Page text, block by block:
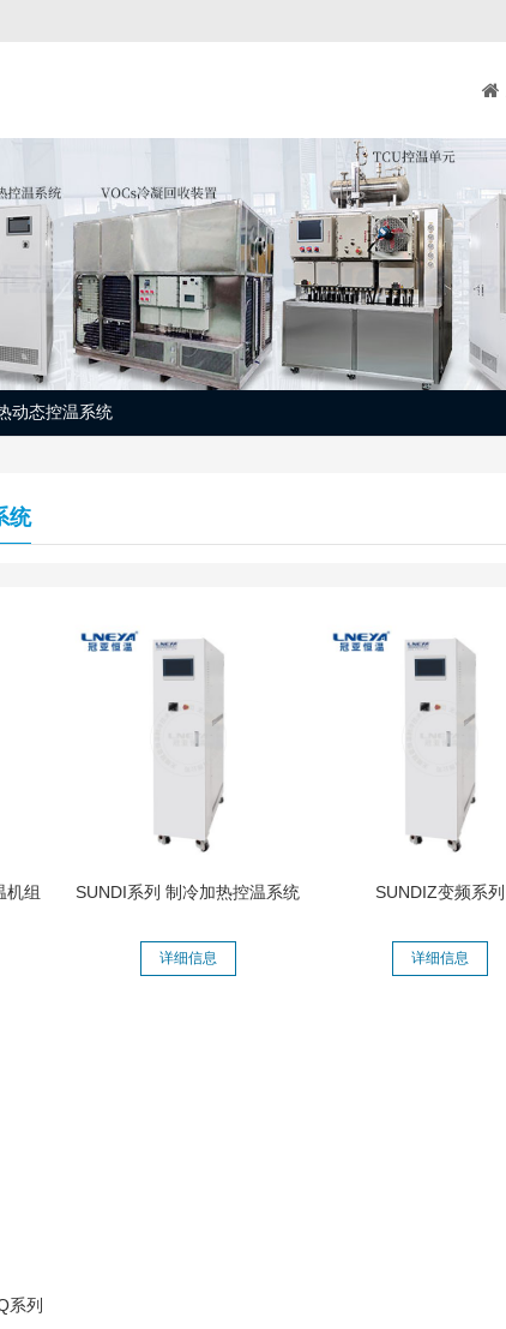
动态控温系统
统
机组 SUNDI系列 制冷加热控温系统
详细信息
SUNDIZ变频系列
详细信息
系列